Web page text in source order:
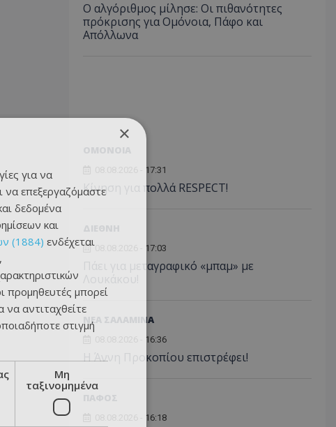
Ο αλγόριθμος μίλησε: Οι πιθανότητες
πρόκρισης για Ομόνοια, Πάφο και
Απόλλωνα
08.08.2026 - 17:31
Κίνηση για πολλά RESPECT!
08.08.2026 - 17:03
Πάει για μεταγραφικό «μπαμ» με
ΝΕΑ ΣΑΛΑΜΙΝΑ
08.08.2026 - 16:36
Η Άννη Προκοπίου επιστρέφει!
08.08.2026 - 16:18
×
για να
να επεξεργαζόμαστε
δεδομένα
και
(1884) ενδέχεται
προμηθευτές μπορεί
να αντιταχθείτε
στιγμή
Μη
ταξινομημένα